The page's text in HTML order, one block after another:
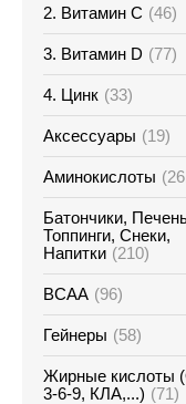
2. Витамин С (46)
3. Витамин D (77)
4. Цинк (33)
Аксессуары (19)
Аминокислоты
Батончики,
Топпинги, Снеки,
Напитки (210)
ВСАА (96)
Гейнеры (58)
Жирные кислоты
3-6-9, КЛА,...) (71)